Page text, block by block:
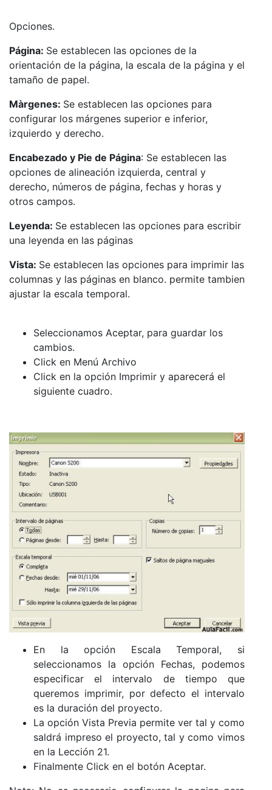
Opciones.
Página: Se establecen las opciones de la
orientación de la página, la escala de la página y el
tamaño de papel.
Màrgenes: Se establecen las opciones para
configurar los márgenes superior e inferior,
izquierdo y derecho.
Encabezado y Pie de Página: Se establecen las
opciones de alineación izquierda, central y
derecho, números de página, fechas y horas y
otros campos.
Leyenda: Se establecen las opciones para escribir
una leyenda en las páginas
Vista: Se establecen las opciones para imprimir las
columnas y las páginas en blanco. permite tambien
ajustar la escala temporal.
Seleccionamos Aceptar, para guardar los
cambios.
Click en Menú Archivo
Click en la opción Imprimir y aparecerá el
siguiente cuadro.
En la opción Escala Temporal, si
seleccionamos la opción Fechas, podemos
especificar el intervalo de tiempo que
queremos imprimir, por defecto el intervalo
es la duración del proyecto.
La opción Vista Previa permite ver tal y como
saldrá impreso el proyecto, tal y como vimos
en la Lección 21.
Finalmente Click en el botón Aceptar.